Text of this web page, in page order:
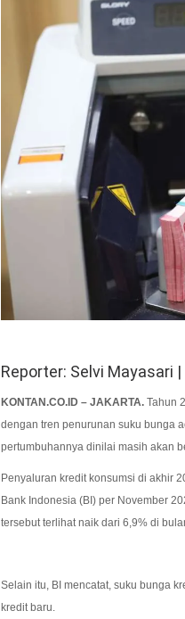
Reporter: Selvi Mayasari
KONTAN.CO.ID – JAKARTA. Tahun
dengan tren penurunan suku bunga
pertumbuhannya dinilai masih akan
Penyaluran kredit konsumsi di akhir
Bank Indonesia (BI) per November
tersebut terlihat naik dari 6,9% di
Selain itu, BI mencatat, suku bunga
kredit baru.